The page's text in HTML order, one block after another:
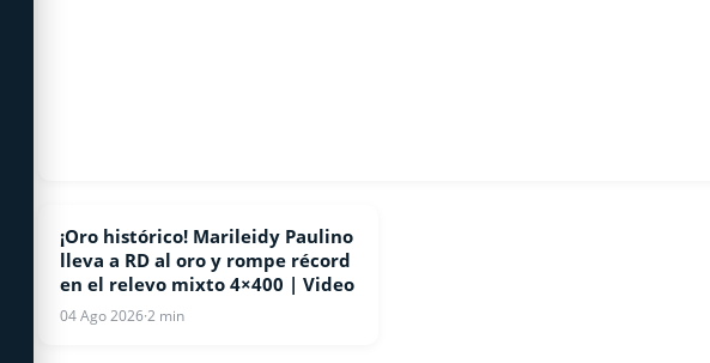
ATLETISMO
¡Oro histórico! Marileidy Paulino
lleva a RD al oro y rompe récord
en el relevo mixto 4×400 | Video
04 Ago 2026·2 min